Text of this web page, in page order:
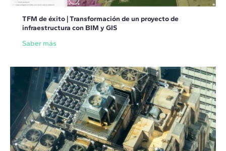
TFM de éxito | Transformación de un proyecto de
infraestructura con BIM y GIS
Saber más